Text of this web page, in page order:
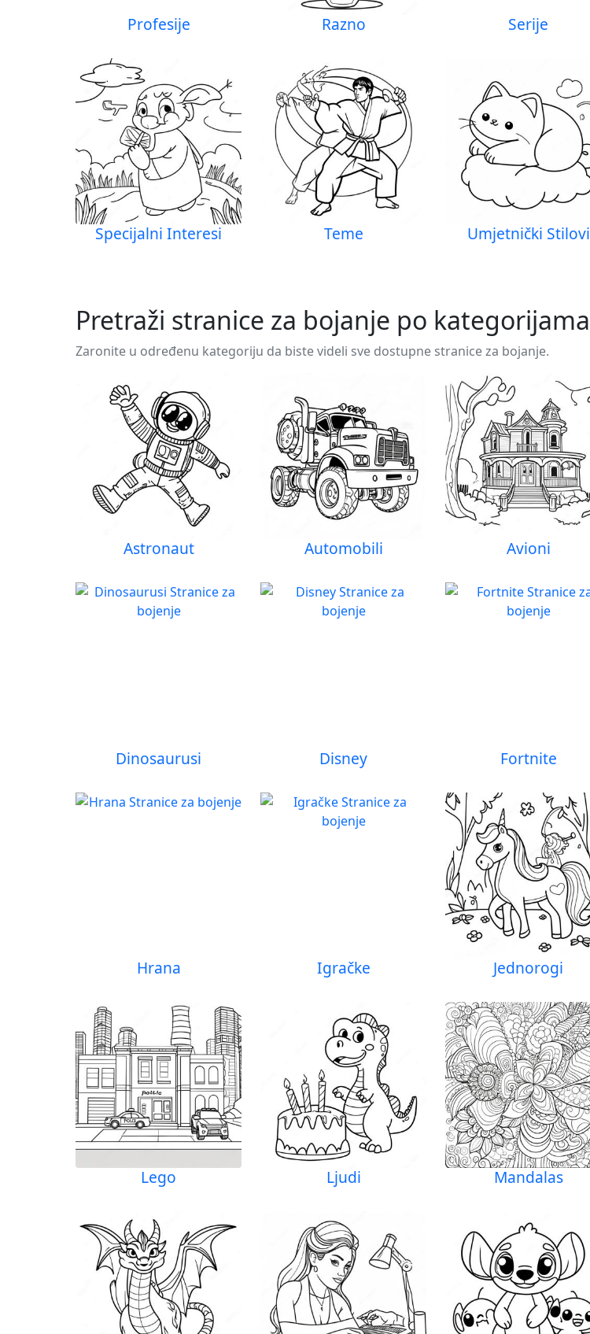
Profesije Razno Serije
Specijalni Interesi Teme Umjetnički Stilovi
Pretraži stranice za bojanje po kategorijama
Zaronite u određenu kategoriju da biste videli sve dostupne stranice za bojanje.
Astronaut Automobili Avioni
Dinosaurusi Disney Fortnite
Hrana Igračke Jednorogi
Lego Ljudi Mandalas